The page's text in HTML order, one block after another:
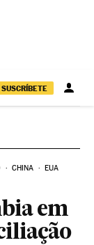
SUSCRÍBETE
CHINA EUA
em